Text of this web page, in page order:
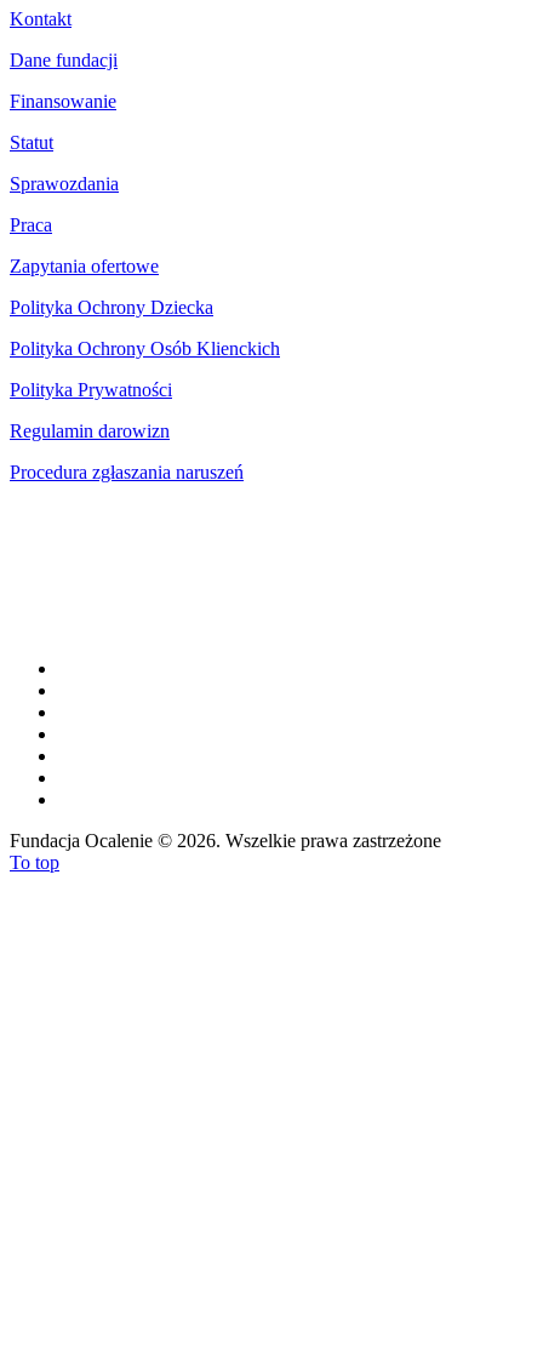
Kontakt
Dane fundacji
Finansowanie
Statut
Sprawozdania
Praca
Zapytania ofertowe
Polityka Ochrony Dziecka
Polityka Ochrony Osób Klienckich
Polityka Prywatności
Regulamin darowizn
Procedura zgłaszania naruszeń
Fundacja Ocalenie © 2026. Wszelkie prawa zastrzeżone
To top